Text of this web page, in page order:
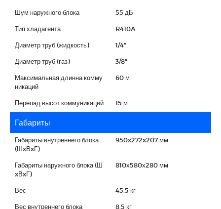
Шум наружного блока 55 дБ
Тип хладагента R410A
Диаметр труб (жидкость) 1/4"
Диаметр труб (газ) 3/8"
Максимальная длинна комму
никаций
60 м
Перепад высот коммуникаций 15 м
Габариты
Габариты внутреннего блока
(ШxВxГ)
950x272x207 мм
Габариты наружного блока (Ш
xВxГ)
810х580х280 мм
Вес 45.5 кг
Вес внутреннего блока 8.5 кг